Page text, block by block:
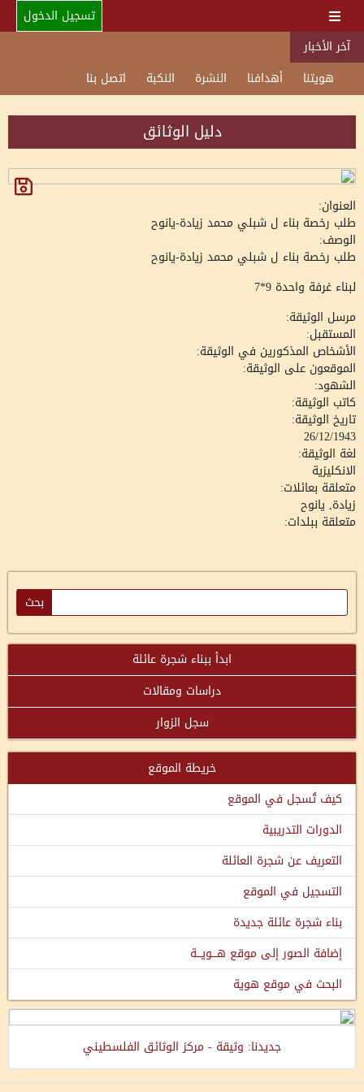
تسجيل الدخول
آخر الأخبار
هويتنا
أهدافنا النشرة النكبة اتصل بنا
دليل الوثائق
العنوان:
طلب رخصة بناء ل شبلي محمد زيادة-يانوح
الوصف:
طلب رخصة بناء ل شبلي محمد زيادة-يانوح
لبناء غرفة واحدة 9*7
مرسل الوثيقة:
المستقبل:
الأشخاص المذكورين في الوثيقة:
الموقعون على الوثيقة:
الشهود:
كاتب الوثيقة:
تاريخ الوثيقة:
26/12/1943
لغة الوثيقة:
الانكليزية
متعلقة بعائلات:
زيادة, يانوح
متعلقة ببلدات:
ابدأ ببناء شجرة عائلة
دراسات ومقالات
سجل الزوار
خريطة الموقع
كيف تُسجل في الموقع
الدورات التدريبية
التعريف عن شجرة العائلة
التسجيل في الموقع
بناء شجرة عائلة جديدة
إضافة الصور إلى موقع هـــويـــة
البحث في موقع هوية
جديدنا: وثيقة - مركز الوثائق الفلسطيني